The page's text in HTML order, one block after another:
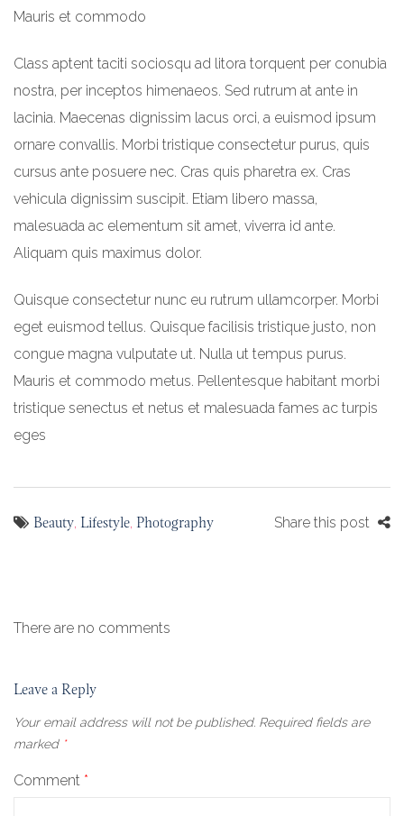
Mauris et commodo
Class aptent taciti sociosqu ad litora torquent per conubia
nostra, per inceptos himenaeos. Sed rutrum at ante in
lacinia. Maecenas dignissim lacus orci, a euismod ipsum
ornare convallis. Morbi tristique consectetur purus, quis
cursus ante posuere nec. Cras quis pharetra ex. Cras
vehicula dignissim suscipit. Etiam libero massa,
malesuada ac elementum sit amet, viverra id ante.
Aliquam quis maximus dolor.
Quisque consectetur nunc eu rutrum ullamcorper. Morbi
eget euismod tellus. Quisque facilisis tristique justo, non
congue magna vulputate ut. Nulla ut tempus purus.
Mauris et commodo metus. Pellentesque habitant morbi
tristique senectus et netus et malesuada fames ac turpis
eges
Beauty, Lifestyle, Photography Share this post
There are no comments
Leave a Reply
Your email address will not be published. Required fields are
marked *
Comment *